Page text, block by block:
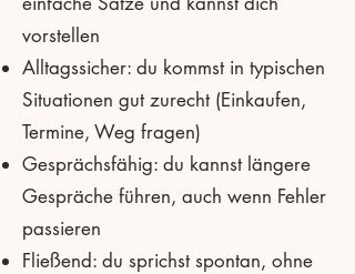
vorstellen
Alltagssicher: du kommst in typischen
Situationen gut zurecht (Einkaufen,
Termine, Weg fragen)
Gesprächsfähig: du kannst längere
Gespräche führen, auch wenn Fehler
passieren
Fließend: du sprichst spontan, ohne